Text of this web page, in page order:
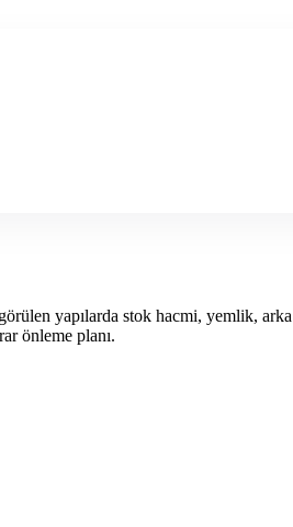
yapılarda stok hacmi, yemlik, arka
önleme planı.